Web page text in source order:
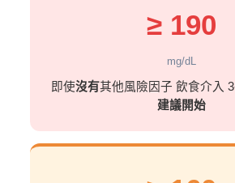
≥ 190
mg/dL
即使沒有其他風險因子 飲食介入
建議開始